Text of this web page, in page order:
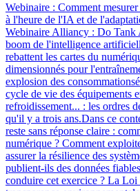
Webinaire : Comment
à l'heure de l'IA et de
Webinaire Alliancy : Do Tank
boom de l'intelligence
rebattent les cartes du
dimensionnés pour
explosion des
cycle de vie des équipements
refroidissement... : les ordres
qu'il y a trois ans.Dans ce
reste sans réponse claire :
numérique ? Comment
assurer la résilience des
publient-ils des données
conduire cet exercice ? La